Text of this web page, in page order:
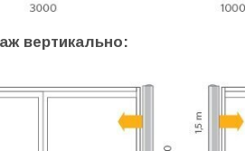
вертикально: